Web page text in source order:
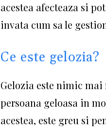
acestea afecteaza si
invata cum sa le
Ce este gelozia?
Gelozia este nimic
persoana geloasa in
acestea, este greu si